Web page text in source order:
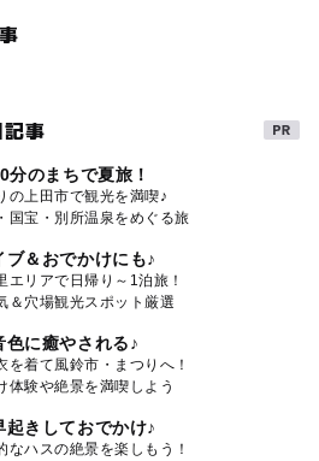
事
分のまちで夏旅！
の上田市で観光を満喫♪
国宝・別所温泉をめぐる旅
ブ＆おでかけにも♪
エリアで日帰り～1泊旅！
＆穴場観光スポット厳選
色に癒やされる♪
を着て風鈴市・まつりへ！
体験や絶景を満喫しよう
起きしておでかけ♪
なハスの絶景を楽しもう！